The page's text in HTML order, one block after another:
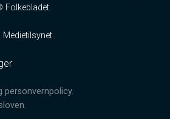
Folkebladet.
personvernpolicy.